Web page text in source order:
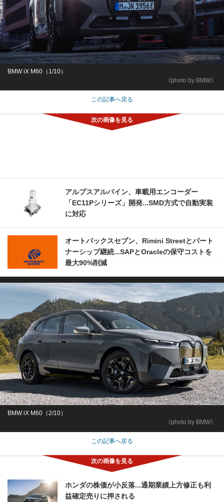
《photo by BMW》
BMW iX M60（1/10）
この記事へ戻る
アルプスアルパイン、車載用エンコーダー
「EC11Pシリーズ」開発...SMD方式で自動実装
に対応
オートバックスセブン、Rimini Streetとパート
ナーシップ継続...SAPとOracleの保守コストを
最大90%削減
《photo by BMW》
BMW iX M60（2/10）
この記事へ戻る
ホンダの株価が小反落...通期業績上方修正も利
益確定売りに押される